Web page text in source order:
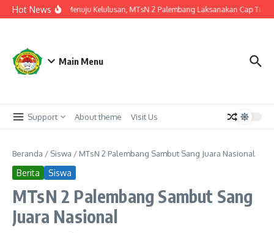
Lewati ke konten
Hot News
Langkah Akhir Menuju Kelulusan, MTsN 2 Palembang Laksanakan Cap Tiga
Main Menu
Support About theme Visit Us
Beranda / Siswa / MTsN 2 Palembang Sambut Sang Juara Nasional
Berita Siswa
MTsN 2 Palembang Sambut Sang
Juara Nasional